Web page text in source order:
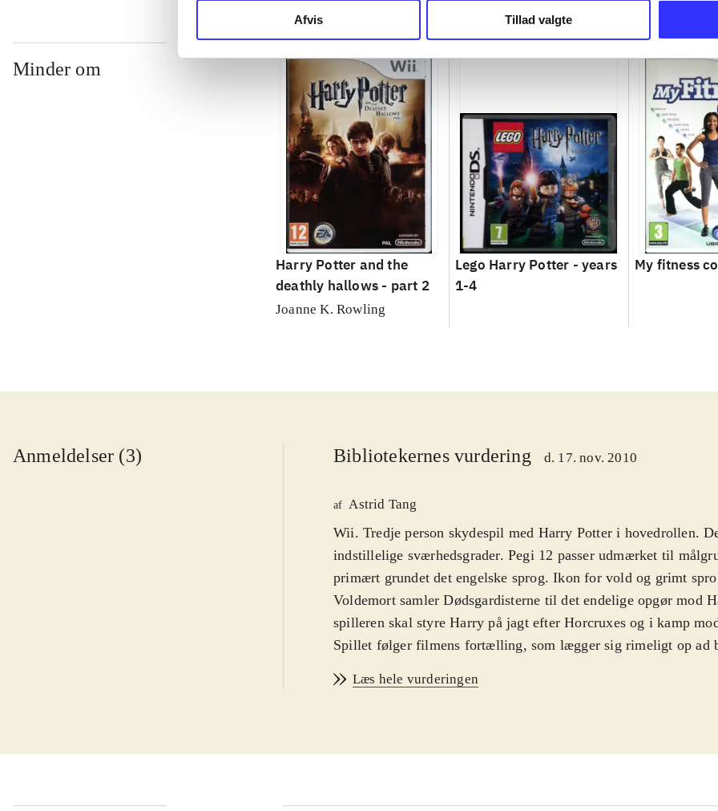
Afvis Tillad valgte
Minder om
Harry Potter and the
deathly hallows - part 2
Joanne K. Rowling
Lego Harry Potter - years
1-4
My fitness
Anmeldelser (3) Bibliotekernes vurdering d. 17. nov. 2010
af Astrid Tang
Wii. Tredje person skydespil med Harry Potter i hovedrollen.
indstillelige sværhedsgrader. Pegi 12 passer udmærket til
primært grundet det engelske sprog. Ikon for vold og grimt
Voldemort samler Dødsgardisterne til det endelige opgør mod
spilleren skal styre Harry på jagt efter Horcruxes og i kamp
Spillet følger filmens fortælling, som lægger sig rimeligt op ad
intet fortalt eller forklaret i spillet. Skulle der være en enkelt
hvor man skal snige sig rundt. Spilleren sigter og skyder med
kampscenerne og der, hvor Harry skal snige sig af sted under
Læs hele vurderingen